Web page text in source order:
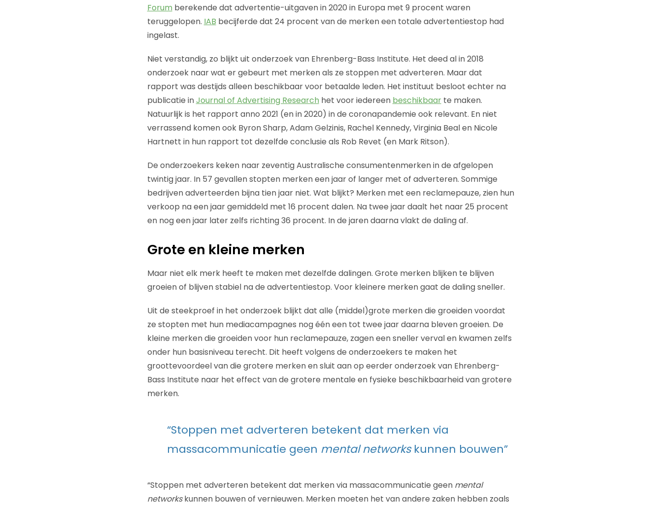
Forum berekende dat advertentie-uitgaven in 2020 in Europa met 9 procent waren
teruggelopen. IAB becijferde dat 24 procent van de merken een totale advertentiestop had
ingelast.
Niet verstandig, zo blijkt uit onderzoek van Ehrenberg-Bass Institute. Het deed al in 2018
onderzoek naar wat er gebeurt met merken als ze stoppen met adverteren. Maar dat
rapport was destijds alleen beschikbaar voor betaalde leden. Het instituut besloot echter na
publicatie inJournal of Advertising Research het voor iedereen beschikbaarte maken.
Natuurlijk is het rapport anno 2021 (en in 2020) in de coronapandemie ook relevant. En niet
verrassend komen ook Byron Sharp, Adam Gelzinis, Rachel Kennedy, Virginia Beal en Nicole
Hartnett in hun rapport tot dezelfde conclusie als Rob Revet (en Mark Ritson).
De onderzoekers keken naar zeventig Australische consumentenmerken in de afgelopen
twintig jaar. In 57 gevallen stopten merken een jaar of langer met of adverteren. Sommige
bedrijven adverteerden bijna tien jaar niet. Wat blijkt? Merken met een reclamepauze, zien hun
verkoop na een jaar gemiddeld met 16 procent dalen. Na twee jaar daalt het naar 25 procent
en nog een jaar later zelfs richting 36 procent. In de jaren daarna vlakt de daling af.
Grote en kleine merken
Maar niet elk merk heeft te maken met dezelfde dalingen. Grote merken blijken te blijven
groeien of blijven stabiel na de advertentiestop. Voor kleinere merken gaat de daling sneller.
Uit de steekproef in het onderzoek blijkt dat alle (middel)grote merken die groeiden voordat
ze stopten met hun mediacampagnes nog één een tot twee jaar daarna bleven groeien. De
kleine merken die groeiden voor hun reclamepauze, zagen een sneller verval en kwamen zelfs
onder hun basisniveau terecht. Dit heeft volgens de onderzoekers te maken het
groottevoordeel van die grotere merken en sluit aan op eerder onderzoek van Ehrenberg-
Bass Institute naar het effect van de grotere mentale en fysieke beschikbaarheid van grotere
merken.
“Stoppen met adverteren betekent dat merken via
massacommunicatie geen mental networkskunnen bouwen”
“Stoppen met adverteren betekent dat merken via massacommunicatie geen mental
networkskunnen bouwen of vernieuwen. Merken moeten het van andere zaken hebben zoals